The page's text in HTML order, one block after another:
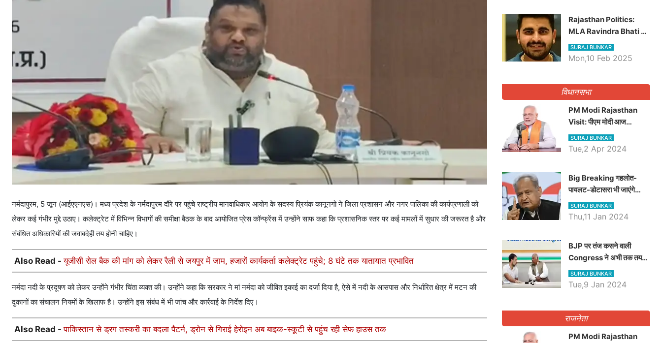
नर्मदापुरम, 5 जून (आईएएनएस)। मध्य प्रदेश के नर्मदापुरम दौरे पर पहुंचे राष्ट्रीय मानवाधिकार आयोग के सदस्य प्रियंक कानूनगो ने जिला प्रशासन और नगर पालिका की कार्यप्रणाली को
लेकर कई गंभीर मुद्दे उठाए। कलेक्ट्रेट में विभिन्न विभागों की समीक्षा बैठक के बाद आयोजित प्रेस कॉन्फ्रेंस में उन्होंने साफ कहा कि प्रशासनिक स्तर पर कई मामलों में सुधार की जरूरत है और
संबंधित अधिकारियों की जवाबदेही तय होनी चाहिए।
Also Read -यूजीसी रोल बैक की मांग को लेकर रैली से जयपुर में जाम, हजारों कार्यकर्ता कलेक्ट्रेट पहुंचे; 8 घंटे तक यातायात प्रभावित
नर्मदा नदी के प्रदूषण को लेकर उन्होंने गंभीर चिंता व्यक्त की। उन्होंने कहा कि सरकार ने मां नर्मदा को जीवित इकाई का दर्जा दिया है, ऐसे में नदी के आसपास और निर्धारित क्षेत्र में मटन की
दुकानों का संचालन नियमों के खिलाफ है। उन्होंने इस संबंध में भी जांच और कार्रवाई के निर्देश दिए।
Also Read -पाकिस्तान से ड्रग तस्करी का बदला पैटर्न, ड्रोन से गिराई हेरोइन अब बाइक-स्कूटी से पहुंच रही सेफ हाउस तक
Rajasthan Politics:
MLA Ravindra Bhati ने
प्रदेश की शिक्षा व्यवस्था पर
उठाए सवाल, Madan
SURAJ BUNKAR
Mon,10 Feb 2025
विधानसभा
PM Modi Rajasthan
Visit: पीएम मोदी आज
राजस्थान में कोटपूतली में करेंगे
विशाल रैली, एक सभा से 8 सीटों
SURAJ BUNKAR
Tue,2 Apr 2024
Big Breaking गहलोत-
पायलट-डोटासरा भी जाएंगे
अयोध्या, करेंगे रामलला के दर्शन
SURAJ BUNKAR
Thu,11 Jan 2024
BJP पर तंज कसने वाली
Congress ने अभी तक तय
नहीं किया नेता प्रतिपक्ष, जानें
कौन होगा दावेदार
SURAJ BUNKAR
Tue,9 Jan 2024
राजनेता
PM Modi Rajasthan